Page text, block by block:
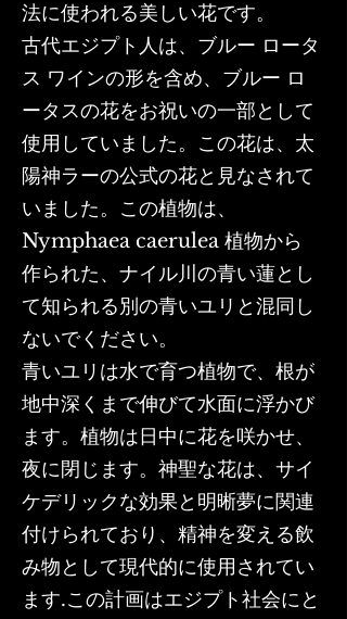
法に使われる美しい花です。
古代エジプト人は、ブルー ロータ
ス ワインの形を含め、ブルー ロ
ータスの花をお祝いの一部として
使用していました。この花は、太
陽神ラーの公式の花と見なされて
いました。この植物は、
Nymphaea caerulea 植物から
作られた、ナイル川の青い蓮とし
て知られる別の青いユリと混同し
ないでください。
青いユリは水で育つ植物で、根が
地中深くまで伸びて水面に浮かび
ます。植物は日中に花を咲かせ、
夜に閉じます。神聖な花は、サイ
ケデリックな効果と明晰夢に関連
付けられており、精神を変える飲
み物として現代的に使用されてい
ます.この計画はエジプト社会にと